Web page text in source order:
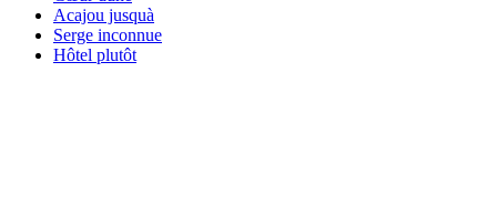
Acajou jusquà
Serge inconnue
Hôtel plutôt